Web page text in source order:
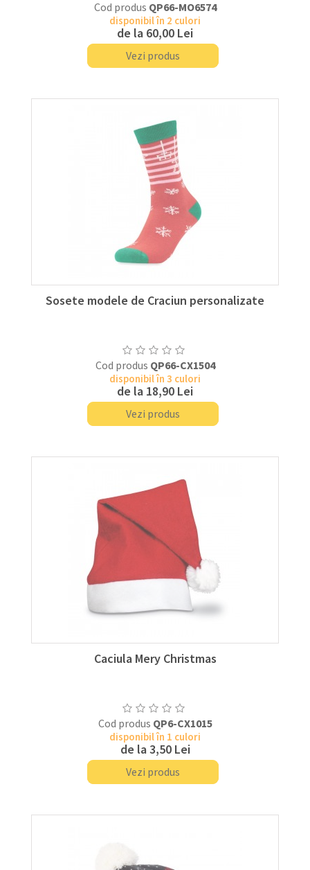
Cod produs QP66-MO6574
disponibil în 2 culori
de la 60,00 Lei
Vezi produs
Sosete modele de Craciun personalizate
Cod produs QP66-CX1504
disponibil în 3 culori
de la 18,90 Lei
Vezi produs
Caciula Mery Christmas
Cod produs QP6-CX1015
disponibil în 1 culori
de la 3,50 Lei
Vezi produs